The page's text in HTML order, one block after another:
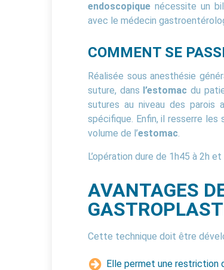
endoscopique nécessite un
avec le médecin
COMMENT SE
Réalisée sous anesthésie
suture, dans l’estomac du
sutures au niveau des parois
spécifique. Enfin, il resserre
volume de l’estomac
L’opération dure de 1h45 à 2h
AVANTAGES
Cette technique doit être
Elle permet une restriction